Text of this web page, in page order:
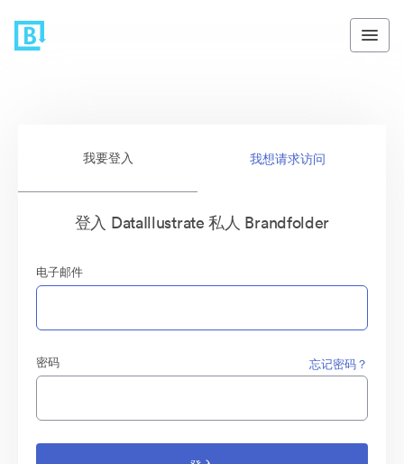
我要登入 我想请求访问
登入 DataIllustrate 私人 Brandfolder
电子邮件
密码 忘记密码？